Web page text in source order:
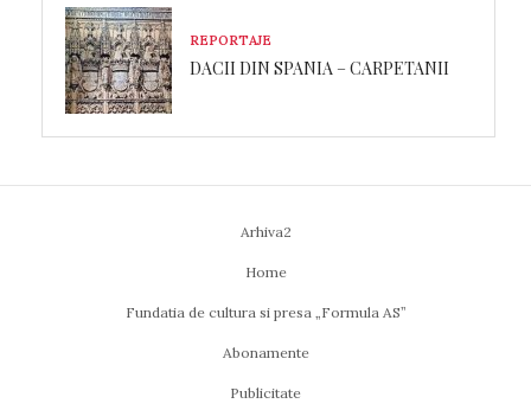
REPORTAJE
DACII DIN SPANIA – CARPETANII
Arhiva2
Home
Fundatia de cultura si presa „Formula AS”
Abonamente
Publicitate